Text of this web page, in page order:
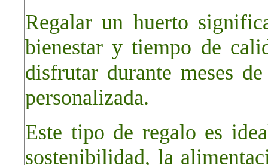
Regalar un huerto
bienestar y tiempo de
disfrutar durante meses
personalizada.
Este tipo de regalo es
sostenibilidad, la